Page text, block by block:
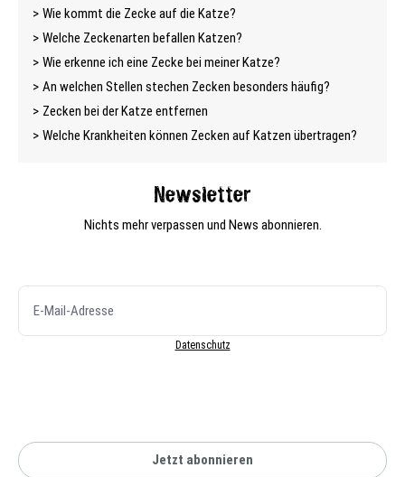
Wie kommt die Zecke auf die Katze?
Welche Zeckenarten befallen Katzen?
Wie erkenne ich eine Zecke bei meiner Katze?
An welchen Stellen stechen Zecken besonders häufig?
Zecken bei der Katze entfernen
Welche Krankheiten können Zecken auf Katzen übertragen?
Newsletter
Nichts mehr verpassen und News abonnieren.
Datenschutz
Jetzt abonnieren